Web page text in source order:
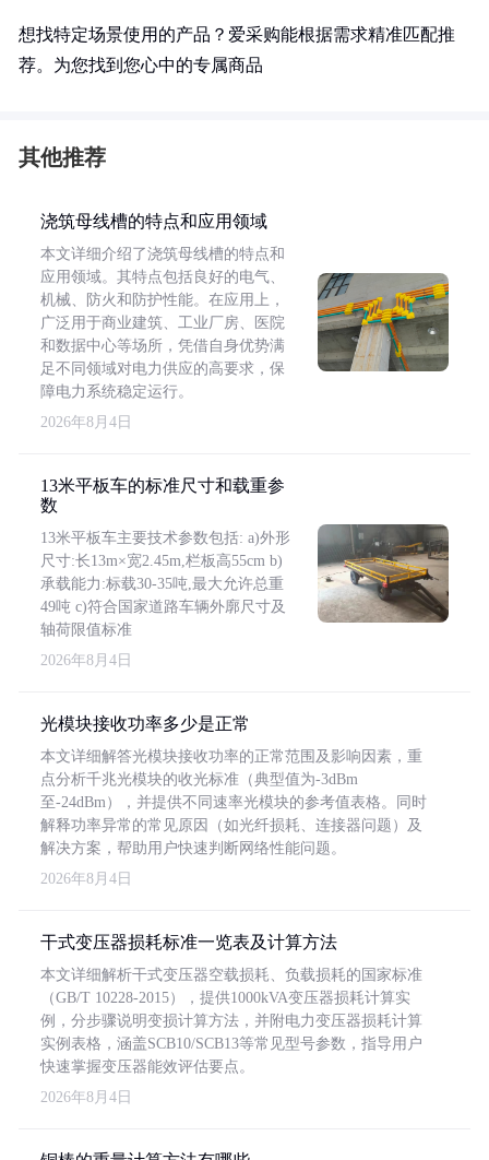
想找特定场景使用的产品？爱采购能根据需求精准匹配推
荐。为您找到您心中的专属商品
其他推荐
浇筑母线槽的特点和应用领域
本文详细介绍了浇筑母线槽的特点和
应用领域。其特点包括良好的电气、
机械、防火和防护性能。在应用上，
广泛用于商业建筑、工业厂房、医院
和数据中心等场所，凭借自身优势满
足不同领域对电力供应的高要求，保
障电力系统稳定运行。
2026年8月4日
13米平板车的标准尺寸和载重参
数
13米平板车主要技术参数包括: a)外形
尺寸:长13m×宽2.45m,栏板高55cm b)
承载能力:标载30-35吨,最大允许总重
49吨 c)符合国家道路车辆外廓尺寸及
轴荷限值标准
2026年8月4日
光模块接收功率多少是正常
本文详细解答光模块接收功率的正常范围及影响因素，重
点分析千兆光模块的收光标准（典型值为-3dBm
至-24dBm），并提供不同速率光模块的参考值表格。同时
解释功率异常的常见原因（如光纤损耗、连接器问题）及
解决方案，帮助用户快速判断网络性能问题。
2026年8月4日
干式变压器损耗标准一览表及计算方法
本文详细解析干式变压器空载损耗、负载损耗的国家标准
（GB/T 10228-2015），提供1000kVA变压器损耗计算实
例，分步骤说明变损计算方法，并附电力变压器损耗计算
实例表格，涵盖SCB10/SCB13等常见型号参数，指导用户
快速掌握变压器能效评估要点。
2026年8月4日